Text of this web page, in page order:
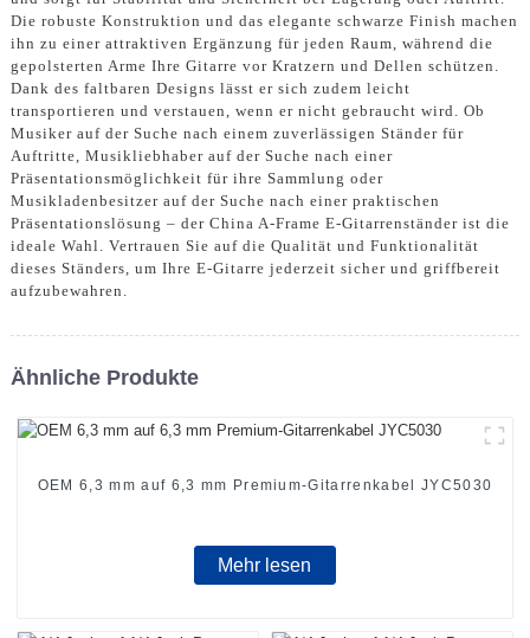
Die robuste Konstruktion und das elegante schwarze Finish machen
ihn zu einer attraktiven Ergänzung für jeden Raum, während die
gepolsterten Arme Ihre Gitarre vor Kratzern und Dellen schützen.
Dank des faltbaren Designs lässt er sich zudem leicht
transportieren und verstauen, wenn er nicht gebraucht wird. Ob
Musiker auf der Suche nach einem zuverlässigen Ständer für
Auftritte, Musikliebhaber auf der Suche nach einer
Präsentationsmöglichkeit für ihre Sammlung oder
Musikladenbesitzer auf der Suche nach einer praktischen
Präsentationslösung – der China A-Frame E-Gitarrenständer ist die
ideale Wahl. Vertrauen Sie auf die Qualität und Funktionalität
dieses Ständers, um Ihre E-Gitarre jederzeit sicher und griffbereit
aufzubewahren.
Ähnliche Produkte
OEM 6,3 mm auf 6,3 mm Premium-Gitarrenkabel JYC5030
Mehr lesen